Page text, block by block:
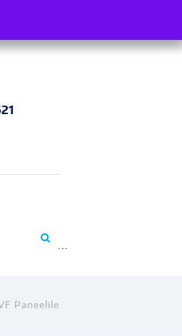
Paneelile